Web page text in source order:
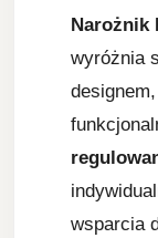
Narożnik
wyróżnia
wsparcia